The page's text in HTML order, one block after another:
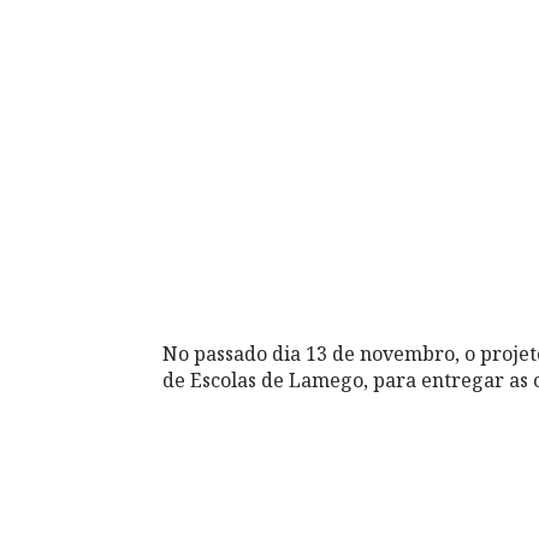
No passado dia 13 de novembro, o
de Escolas de Lamego, para entregar